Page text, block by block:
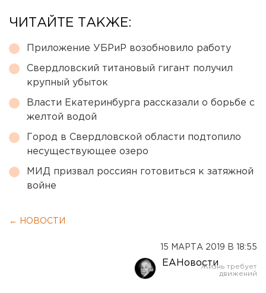
ЧИТАЙТЕ ТАКЖЕ:
Приложение УБРиР возобновило работу
Свердловский титановый гигант получил
крупный убыток
Власти Екатеринбурга рассказали о борьбе с
желтой водой
Город в Свердловской области подтопило
несуществующее озеро
МИД призвал россиян готовиться к затяжной
войне
← НОВОСТИ
15 МАРТА 2019 В 18:55
ЕАНовости